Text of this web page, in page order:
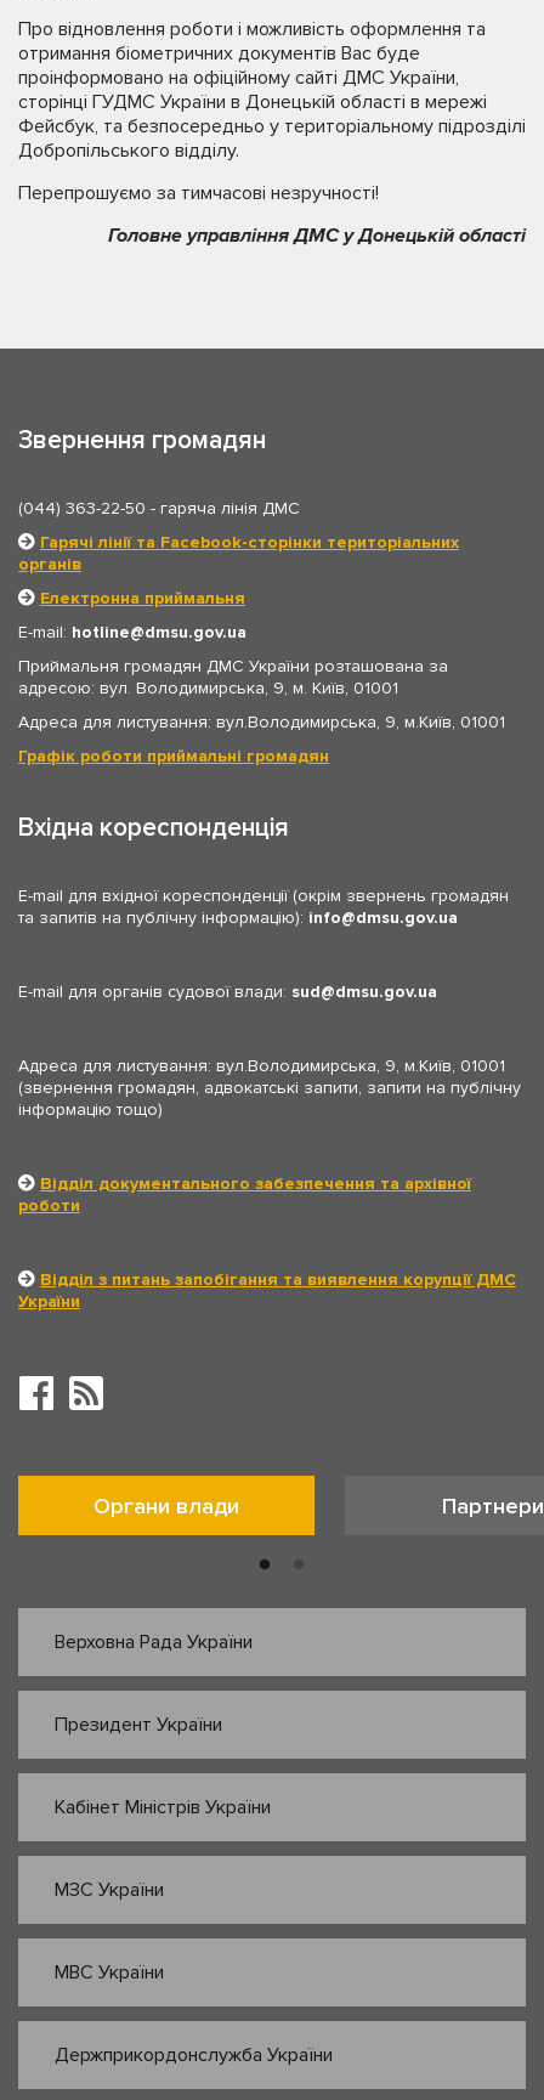
Про відновлення роботи і можливість оформлення та
отримання біометричних документів Вас буде
проінформовано на офіційному сайті ДМС України,
сторінці ГУДМС України в Донецькій області в мережі
Фейсбук, та безпосередньо у територіальному підрозділі
Добропільського відділу.
Перепрошуємо за тимчасові незручності!
Головне управління ДМС у Донецькій області
Звернення громадян
(044) 363-22-50 - гаряча лінія ДМС
Гарячі лінії та Facebook-сторінки територіальних
органів
Електронна приймальня
E-mail: hotline
dmsu.gov.ua
Приймальня громадян ДМС України розташована за
адресою: вул. Володимирська, 9, м. Київ, 01001
Адреса для листування: вул.Володимирська, 9, м.Київ, 01001
Графік роботи приймальні громадян
Вхідна кореспонденція
E-mail для вхідної кореспонденції (окрім звернень громадян
та запитів на публічну інформацію): info dmsu.gov.ua
E-mail для органів судової влади: sud dmsu.gov.ua
Адреса для листування: вул.Володимирська, 9, м.Київ, 01001
(звернення громадян, адвокатські запити, запити на публічну
інформацію тощо)
Відділ документального забезпечення та архівної
роботи
Відділ з питань запобігання та виявлення корупції ДМС
України
Органи влади Партнери
Верховна Рада України
Президент України
Кабінет Міністрів України
МЗС України
МВС України
Держприкордонслужба України